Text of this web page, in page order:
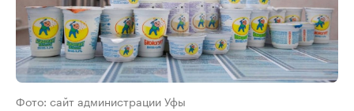
Фото: сайт администрации Уфы